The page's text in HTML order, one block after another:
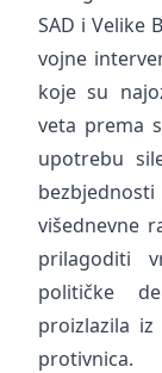
SAD i Velike
vojne
koje su
veta prema
upotrebu
višednevne
prilagoditi
političke
proizlazila
protivnica.